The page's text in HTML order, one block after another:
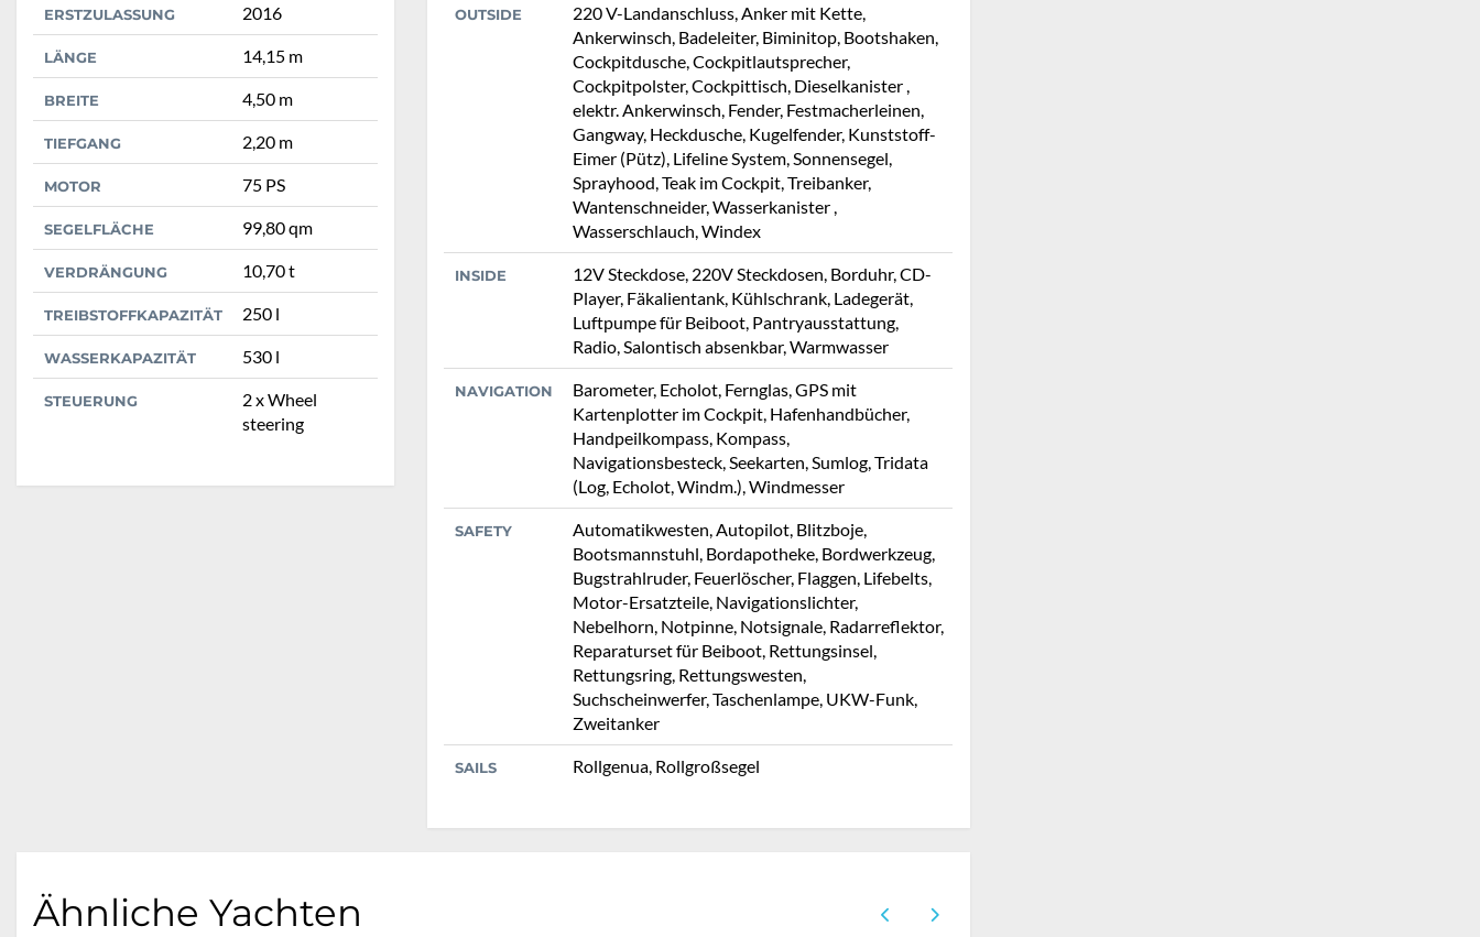
ERSTZULASSUNG 2016
LÄNGE 14,15 m
BREITE 4,50 m
TIEFGANG 2,20 m
MOTOR 75 PS
SEGELFLÄCHE 99,80 qm
VERDRÄNGUNG 10,70 t
TREIBSTOFFKAPAZITÄT 250 l
WASSERKAPAZITÄT 530 l
STEUERUNG
2 x Wheel
steering
OUTSIDE
220 V-Landanschluss, Anker mit Kette,
Ankerwinsch, Badeleiter, Biminitop, Bootshaken,
Cockpitdusche, Cockpitlautsprecher,
Cockpitpolster, Cockpittisch, Dieselkanister ,
elektr. Ankerwinsch, Fender, Festmacherleinen,
Gangway, Heckdusche, Kugelfender, Kunststoff-
Eimer (Pütz), Lifeline System, Sonnensegel,
Sprayhood, Teak im Cockpit, Treibanker,
Wantenschneider, Wasserkanister ,
Wasserschlauch, Windex
INSIDE
12V Steckdose, 220V Steckdosen, Borduhr, CD-
Player, Fäkalientank, Kühlschrank, Ladegerät,
Luftpumpe für Beiboot, Pantryausstattung,
Radio, Salontisch absenkbar, Warmwasser
NAVIGATION
Barometer, Echolot, Fernglas, GPS mit
Kartenplotter im Cockpit, Hafenhandbücher,
Handpeilkompass, Kompass,
Navigationsbesteck, Seekarten, Sumlog, Tridata
(Log, Echolot, Windm.), Windmesser
SAFETY
Automatikwesten, Autopilot, Blitzboje,
Bootsmannstuhl, Bordapotheke, Bordwerkzeug,
Bugstrahlruder, Feuerlöscher, Flaggen, Lifebelts,
Motor-Ersatzteile, Navigationslichter,
Nebelhorn, Notpinne, Notsignale, Radarreflektor,
Reparaturset für Beiboot, Rettungsinsel,
Rettungsring, Rettungswesten,
Suchscheinwerfer, Taschenlampe, UKW-Funk,
Zweitanker
SAILS Rollgenua, Rollgroßsegel
Ähnliche Yachten